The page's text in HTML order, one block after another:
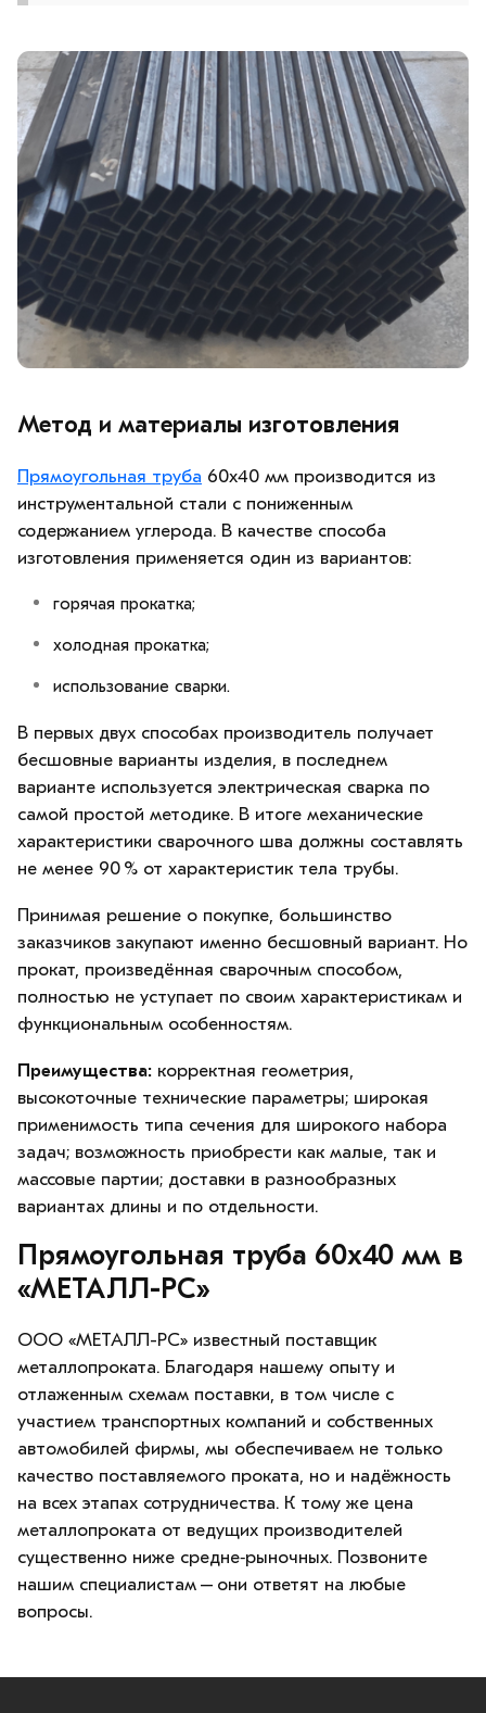
Метод и материалы изготовления
Прямоугольная труба 60х40 мм производится из
инструментальной стали с пониженным
содержанием углерода. В качестве способа
изготовления применяется один из вариантов:
горячая прокатка;
холодная прокатка;
использование сварки.
В первых двух способах производитель получает
бесшовные варианты изделия, в последнем
варианте используется электрическая сварка по
самой простой методике. В итоге механические
характеристики сварочного шва должны составлять
не менее 90 % от характеристик тела трубы.
Принимая решение о покупке, большинство
заказчиков закупают именно бесшовный вариант. Но
прокат, произведённая сварочным способом,
полностью не уступает по своим характеристикам и
функциональным особенностям.
Преимущества: корректная геометрия,
высокоточные технические параметры; широкая
применимость типа сечения для широкого набора
задач; возможность приобрести как малые, так и
массовые партии; доставки в разнообразных
вариантах длины и по отдельности.
Прямоугольная труба 60х40 мм в
«МЕТАЛЛ-РС»
ООО «МЕТАЛЛ-РС» известный поставщик
металлопроката. Благодаря нашему опыту и
отлаженным схемам поставки, в том числе с
участием транспортных компаний и собственных
автомобилей фирмы, мы обеспечиваем не только
качество поставляемого проката, но и надёжность
на всех этапах сотрудничества. К тому же цена
металлопроката от ведущих производителей
существенно ниже средне‑рыночных. Позвоните
нашим специалистам – они ответят на любые
вопросы.